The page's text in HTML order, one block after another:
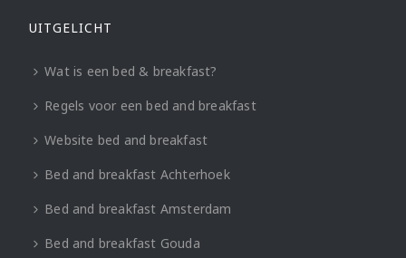
UITGELICHT
Wat is een bed & breakfast?
Regels voor een bed and breakfast
Website bed and breakfast
Bed and breakfast Achterhoek
Bed and breakfast Amsterdam
Bed and breakfast Gouda